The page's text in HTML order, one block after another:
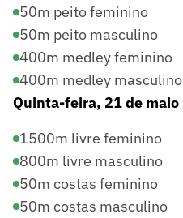
50m peito feminino
50m peito masculino
400m medley feminino
400m medley masculino
Quinta-feira, 21 de maio
1500m livre feminino
800m livre masculino
50m costas feminino
50m costas masculino